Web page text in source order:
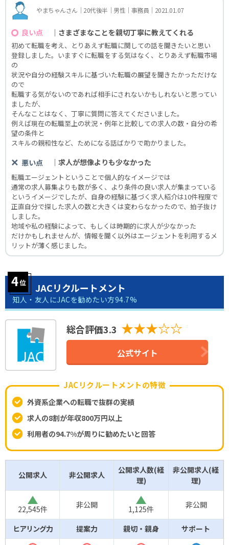
やまちゃんさん｜20代後半｜男性｜事務員｜2021.01.07
良い点 ｜さまざまなことを親切丁寧に教えてくれる
初めて転職を考え、とりあえず転職に関しての話を聞きたいと思い
登録しました。いますぐに転職をする気はなく、とりあえず転職市場
の
状況や自分の経験スキルに基づいた転職の展望を聞きたかっただけな
ので
転職する気がないのであれば相手にされないかもしれないと思ってい
ましたが、
そんなことはなく、丁寧に質問に答えてくださいました。
例えば現在の転職至上の状況・例年と比較しての求人の数・自分の希
望の条件と
スキルの親和性など、ためになる話ばかりで助かりました。
悪い点 ｜求人が想像よりも少なかった
転職エージェントということで個人的なイメージでは
通常の求人募集よりも数が多く、より条件の良い求人が集まっている
というイメージでしたが、自身の経験に基づく求人紹介は10件程度で
正直自分で探した求人の数と大きくは変わらなかったので、拍子抜け
しました。
地域や私の経験によって、もしくは時期的に求人が少なかった
だけかもしれませんが、情報を聞く以外はエージェントを利用するメ
リットが薄く感じました。
JACリクルートメント
知⼈・友⼈にJACを勧めたい⽅94.7%
総合評価3.3 ★★★☆☆
公式サイト
JACリクルートメントの特徴
外資系企業への転職で抜群の実績
求人の8割が年収800万円以上
利用者の94.7%が周りに勧めたいと回答
公開求人 非公開求人
公開求人数(経
理)
非公開求人(経
理)
22,545件
非公開
1,125件
非公開
ヒアリング力 提案力 親切・親身 サポート